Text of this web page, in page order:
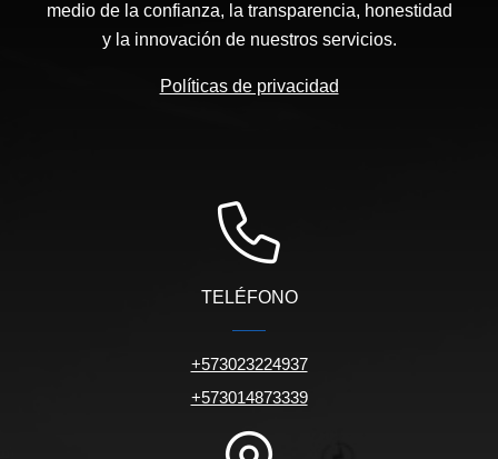
medio de la confianza, la transparencia, honestidad
y la innovación de nuestros servicios.
Políticas de privacidad
TELÉFONO
+573023224937
+573014873339